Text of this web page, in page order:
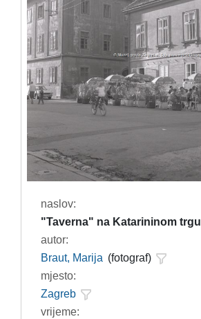
naslov:
"Taverna" na Katarininom trgu
autor:
Braut, Marija (fotograf)
mjesto:
Zagreb
vrijeme: